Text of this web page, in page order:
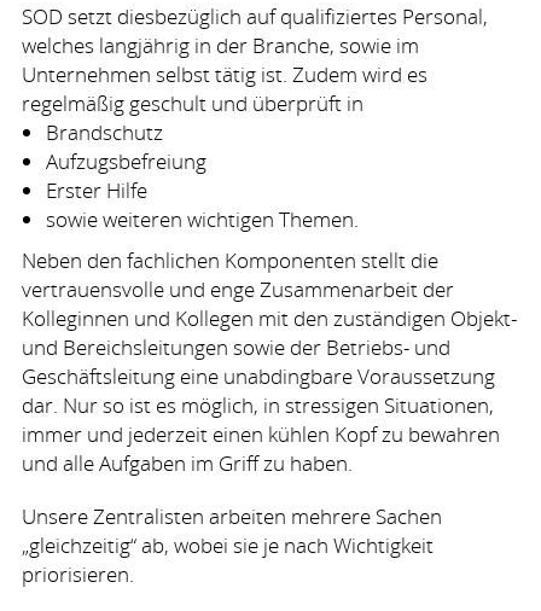
SOD setzt diesbezüglich auf qualifiziertes Personal,
welches langjährig in der Branche, sowie im
Unternehmen selbst tätig ist. Zudem wird es
regelmäßig geschult und überprüft in
Brandschutz
Aufzugsbefreiung
Erster Hilfe
sowie weiteren wichtigen Themen.
Neben den fachlichen Komponenten stellt die
vertrauensvolle und enge Zusammenarbeit der
Kolleginnen und Kollegen mit den zuständigen Objekt-
und Bereichsleitungen sowie der Betriebs- und
Geschäftsleitung eine unabdingbare Voraussetzung
dar. Nur so ist es möglich, in stressigen Situationen,
immer und jederzeit einen kühlen Kopf zu bewahren
und alle Aufgaben im Griff zu haben.
Unsere Zentralisten arbeiten mehrere Sachen
„gleichzeitig“ ab, wobei sie je nach Wichtigkeit
priorisieren.